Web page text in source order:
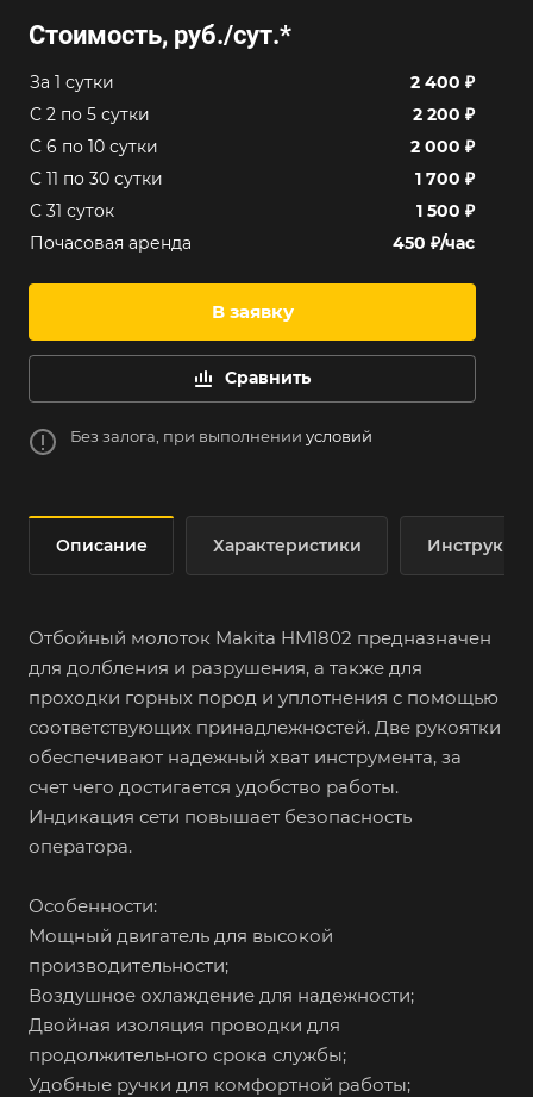
Стоимость, руб./сут.*
За 1 сутки
2 400 ₽
C 2 по 5 сутки
2 200 ₽
C 6 по 10 сутки
2 000 ₽
C 11 по 30 сутки
1 700 ₽
C 31 суток
1 500 ₽
Почасовая аренда
450 ₽/час
В заявку
Сравнить
Без залога, при выполнении условий
Описание Характеристики
Отбойный молоток Makita HM1802 предназначен
для долбления и разрушения, а также для
проходки горных пород и уплотнения с помощью
соответствующих принадлежностей. Две рукоятки
обеспечивают надежный хват инструмента, за
счет чего достигается удобство работы.
Индикация сети повышает безопасность
оператора.
Особенности:
Мощный двигатель для высокой
производительности;
Воздушное охлаждение для надежности;
Двойная изоляция проводки для
продолжительного срока службы;
Удобные ручки для комфортной работы;